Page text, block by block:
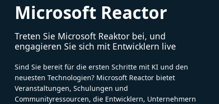
Microsoft Reactor
Treten Sie Microsoft Reaktor bei, und
engagieren Sie sich mit Entwicklern live
Sind Sie bereit für die ersten Schritte mit KI und den
neuesten Technologien? Microsoft Reactor bietet
Veranstaltungen, Schulungen und
Communityressourcen, die Entwicklern, Unternehmern